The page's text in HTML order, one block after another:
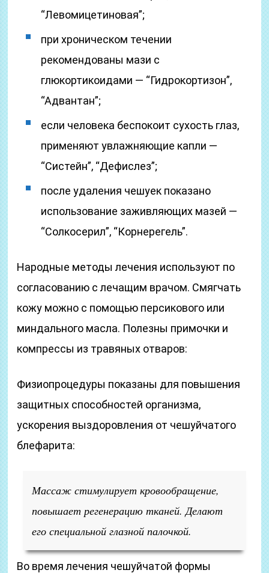
“Левомицетиновая”;
при хроническом течении
рекомендованы мази с
глюкортикоидами — “Гидрокортизон”,
“Адвантан”;
если человека беспокоит сухость глаз,
применяют увлажняющие капли —
“Систейн”, “Дефислез”;
после удаления чешуек показано
использование заживляющих мазей —
“Солкосерил”, “Корнерегель”.
Народные методы лечения используют по
согласованию с лечащим врачом. Смягчать
кожу можно с помощью персикового или
миндального масла. Полезны примочки и
компрессы из травяных отваров:
Физиопроцедуры показаны для повышения
защитных способностей организма,
ускорения выздоровления от чешуйчатого
блефарита:
Массаж стимулирует кровообращение,
повышает регенерацию тканей. Делают
его специальной глазной палочкой.
Во время лечения чешуйчатой формы